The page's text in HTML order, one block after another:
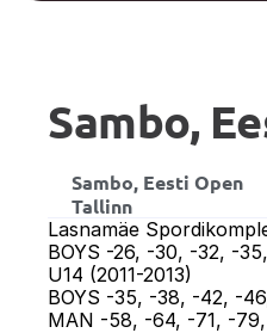
Sambo,
Sambo, Eesti Open
Tallinn
Lasnamäe
BOYS -26, -30, -32, -
U14 (2011-2013)
BOYS -35, -38, -42, -
MAN -58, -64, -71, -